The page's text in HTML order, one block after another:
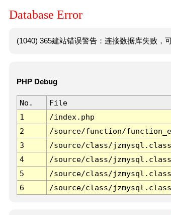
Database Error
(1040) 365建站错误警告：连接数据库失败，
PHP Debug
No. File
1
/index.php
2
/source/function/
3
/source/class/
4
/source/class/
5
/source/class/
6
/source/class/